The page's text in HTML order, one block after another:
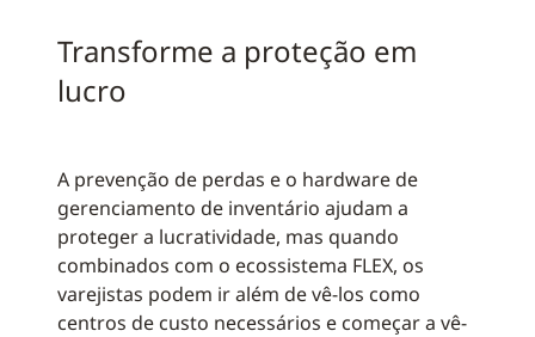
Transforme a proteção em
lucro
A prevenção de perdas e o hardware de
gerenciamento de inventário ajudam a
proteger a lucratividade, mas quando
combinados com o ecossistema FLEX, os
varejistas podem ir além de vê-los como
centros de custo necessários e começar a vê-